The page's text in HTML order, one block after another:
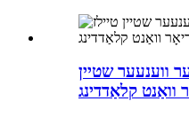
ווענעער שטיין
קלאַדדינג